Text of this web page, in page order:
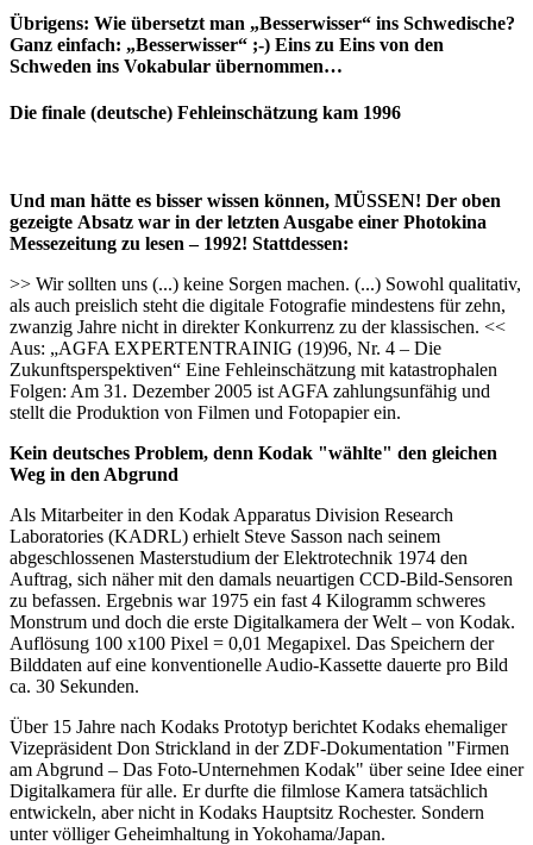
Übrigens: Wie übersetzt man „Besserwisser“ ins Schwedische?
Ganz einfach: „Besserwisser“ ;-) Eins zu Eins von den
Schweden ins Vokabular übernommen…
Die finale (deutsche) Fehleinschätzung kam 1996
Und man hätte es bisser wissen können, MÜSSEN! Der oben
gezeigte Absatz war in der letzten Ausgabe einer Photokina
Messezeitung zu lesen – 1992! Stattdessen:
>> Wir sollten uns (...) keine Sorgen machen. (...) Sowohl qualitativ,
als auch preislich steht die digitale Fotografie mindestens für zehn,
zwanzig Jahre nicht in direkter Konkurrenz zu der klassischen. <<
Aus: „AGFA EXPERTENTRAINIG (19)96, Nr. 4 – Die
Zukunftsperspektiven“ Eine Fehleinschätzung mit katastrophalen
Folgen: Am 31. Dezember 2005 ist AGFA zahlungsunfähig und
stellt die Produktion von Filmen und Fotopapier ein.
Kein deutsches Problem, denn Kodak "wählte" den gleichen
Weg in den Abgrund
Als Mitarbeiter in den Kodak Apparatus Division Research
Laboratories (KADRL) erhielt Steve Sasson nach seinem
abgeschlossenen Masterstudium der Elektrotechnik 1974 den
Auftrag, sich näher mit den damals neuartigen CCD-Bild-Sensoren
zu befassen. Ergebnis war 1975 ein fast 4 Kilogramm schweres
Monstrum und doch die erste Digitalkamera der Welt – von Kodak.
Auflösung 100 x100 Pixel = 0,01 Megapixel. Das Speichern der
Bilddaten auf eine konventionelle Audio-Kassette dauerte pro Bild
ca. 30 Sekunden.
Über 15 Jahre nach Kodaks Prototyp berichtet Kodaks ehemaliger
Vizepräsident Don Strickland in der ZDF-Dokumentation "Firmen
am Abgrund – Das Foto-Unternehmen Kodak" über seine Idee einer
Digitalkamera für alle. Er durfte die filmlose Kamera tatsächlich
entwickeln, aber nicht in Kodaks Hauptsitz Rochester. Sondern
unter völliger Geheimhaltung in Yokohama/Japan.